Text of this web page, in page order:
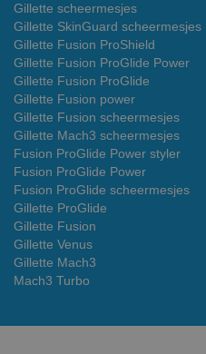
Gillette scheermesjes
Gillette SkinGuard scheermesjes
Gillette Fusion ProShield
Gillette Fusion ProGlide Power
Gillette Fusion ProGlide
Gillette Fusion power
Gillette Fusion scheermesjes
Gillette Mach3 scheermesjes
Fusion ProGlide Power styler
Fusion ProGlide Power
Fusion ProGlide scheermesjes
Gillette ProGlide
Gillette Fusion
Gillette Venus
Gillette Mach3
Mach3 Turbo